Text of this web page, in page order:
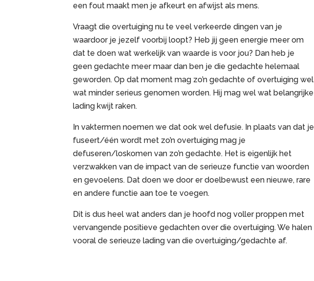
een fout maakt men je afkeurt en afwijst als mens.
Vraagt die overtuiging nu te veel verkeerde dingen van je
waardoor je jezelf voorbij loopt? Heb jij geen energie meer om
dat te doen wat werkelijk van waarde is voor jou? Dan heb je
geen gedachte meer maar dan ben je die gedachte helemaal
geworden. Op dat moment mag zo’n gedachte of overtuiging wel
wat minder serieus genomen worden. Hij mag wel wat belangrijke
lading kwijt raken.
In vaktermen noemen we dat ook wel defusie. In plaats van dat je
fuseert/één wordt met zo’n overtuiging mag je
defuseren/loskomen van zo’n gedachte. Het is eigenlijk het
verzwakken van de impact van de serieuze functie van woorden
en gevoelens. Dat doen we door er doelbewust een nieuwe, rare
en andere functie aan toe te voegen.
Dit is dus heel wat anders dan je hoofd nog voller proppen met
vervangende positieve gedachten over die overtuiging. We halen
vooral de serieuze lading van die overtuiging/gedachte af.